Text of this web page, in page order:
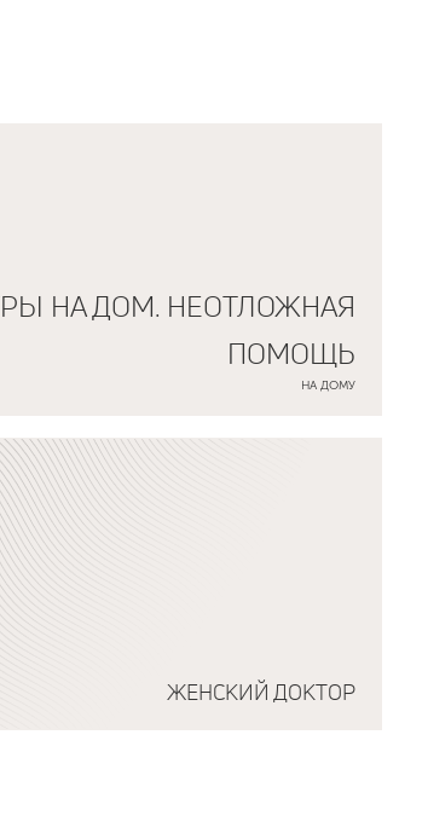
НА ДОМ. НЕОТЛОЖНАЯ
ПОМОЩЬ
НА ДОМУ
ЖЕНСКИЙ ДОКТОР